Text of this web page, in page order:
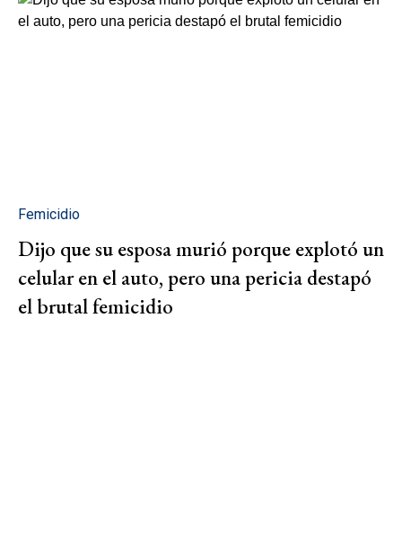
Femicidio
Dijo que su esposa murió porque explotó un
celular en el auto, pero una pericia destapó
el brutal femicidio